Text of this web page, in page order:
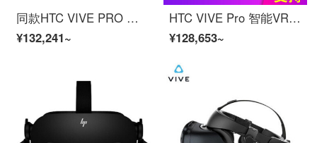
同款HTC VIVE PRO 基础套装虚拟现实VR游戏眼镜 htcpcvr半条命aly 官方标配
¥132,241~
HTC VIVE Pro 智能VR头盔虚拟现实游戏设备一体机 智能VR眼镜电脑vr设备vr游戏 动感单车+htc vive pro2.0+赠品
¥128,653~